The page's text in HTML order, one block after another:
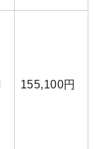
155,100円